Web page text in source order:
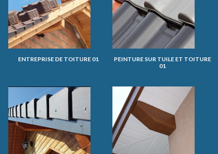
ENTREPRISE DE TOITURE 01
PEINTURE SUR TUILE ET TOITURE
01